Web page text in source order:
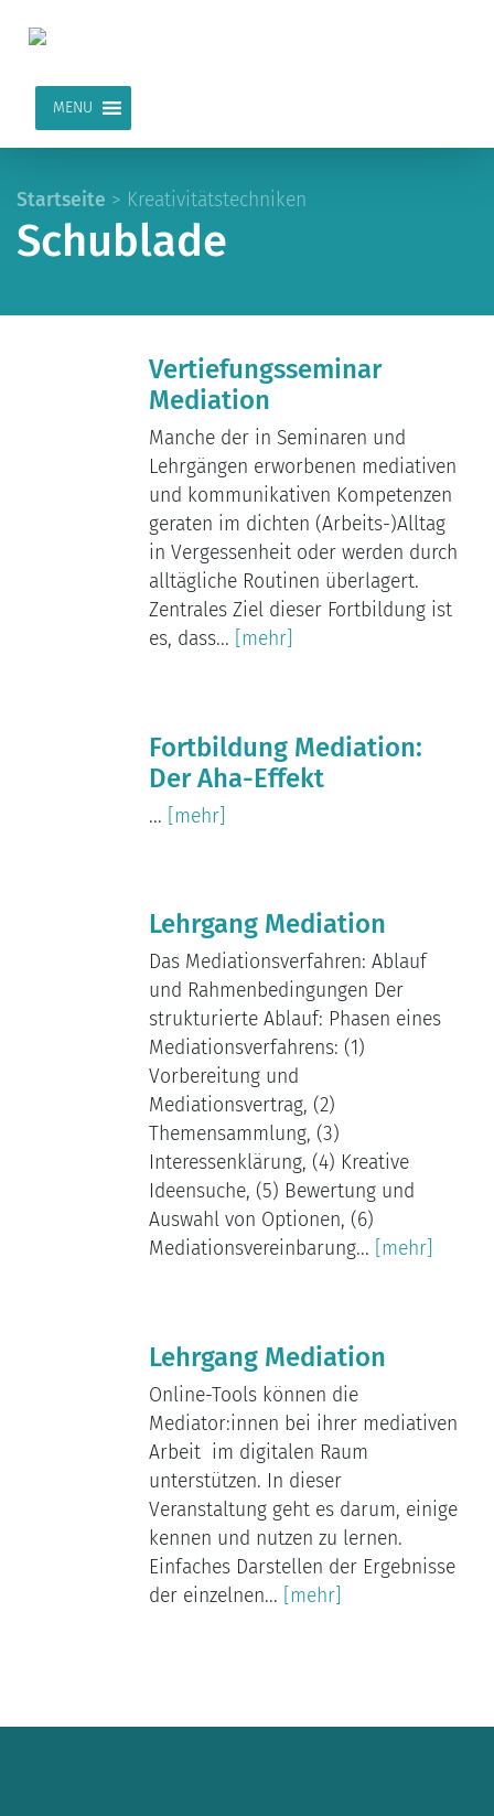
MENU
Startseite > Kreativitätstechniken
Schublade
Vertiefungsseminar
Mediation
Manche der in Seminaren und
Lehrgängen erworbenen mediativen
und kommunikativen Kompetenzen
geraten im dichten (Arbeits-)Alltag
in Vergessenheit oder werden durch
alltägliche Routinen überlagert.
Zentrales Ziel dieser Fortbildung ist
es, dass...
[mehr]
Fortbildung Mediation:
Der Aha-Effekt
... [mehr]
Lehrgang Mediation
Das Mediationsverfahren: Ablauf
und Rahmenbedingungen Der
strukturierte Ablauf: Phasen eines
Mediationsverfahrens: (1)
Vorbereitung und
Mediationsvertrag, (2)
Themensammlung, (3)
Interessenklärung, (4) Kreative
Ideensuche, (5) Bewertung und
Auswahl von Optionen, (6)
Mediationsvereinbarung...
[mehr]
Lehrgang Mediation
Online-Tools können die
Mediator:innen bei ihrer mediativen
Arbeit im digitalen Raum
unterstützen. In dieser
Veranstaltung geht es darum, einige
kennen und nutzen zu lernen.
Einfaches Darstellen der Ergebnisse
der einzelnen...
[mehr]